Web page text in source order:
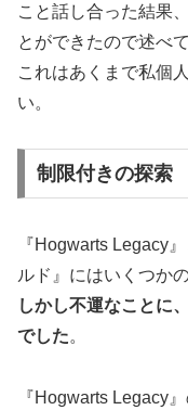
こと話し合った結果
とができたので述べ
これはあくまで私個
い。
制限付きの探索
『Hogwarts Legacy
ルド』にはいくつか
しかし不運なことに
でした。
『Hogwarts Legacy